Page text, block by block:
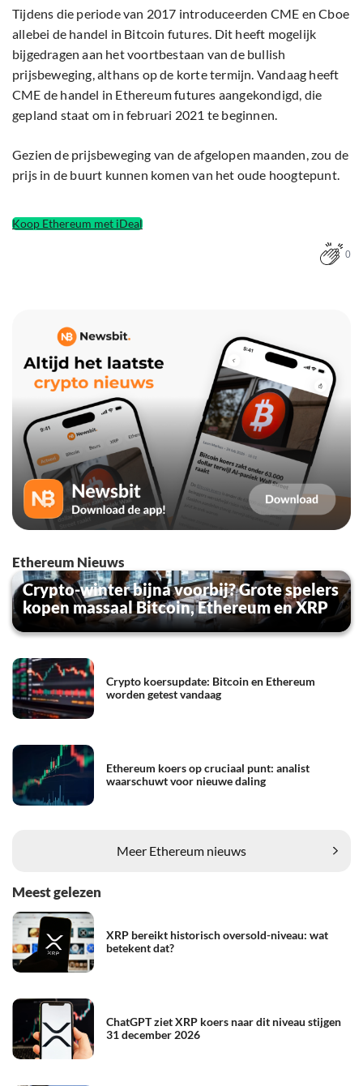
Tijdens die periode van 2017 introduceerden CME en Cboe
allebei de handel in Bitcoin futures. Dit heeft mogelijk
bijgedragen aan het voortbestaan van de bullish
prijsbeweging, althans op de korte termijn. Vandaag heeft
CME de handel in Ethereum futures aangekondigd, die
gepland staat om in februari 2021 te beginnen.
Gezien de prijsbeweging van de afgelopen maanden, zou de
prijs in de buurt kunnen komen van het oude hoogtepunt.
Koop Ethereum met iDeal
0
Ethereum Nieuws
Crypto-winter bijna voorbij? Grote spelers
kopen massaal Bitcoin, Ethereum en XRP
Crypto koersupdate: Bitcoin en Ethereum
worden getest vandaag
Ethereum koers op cruciaal punt: analist
waarschuwt voor nieuwe daling
Meer Ethereum nieuws
Meest gelezen
XRP bereikt historisch oversold-niveau: wat
betekent dat?
ChatGPT ziet XRP koers naar dit niveau stijgen
31 december 2026